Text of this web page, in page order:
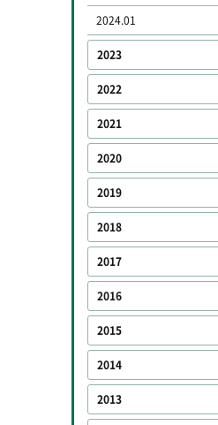
2024.01
2023
2022
2021
2020
2019
2018
2017
2016
2015
2014
2013